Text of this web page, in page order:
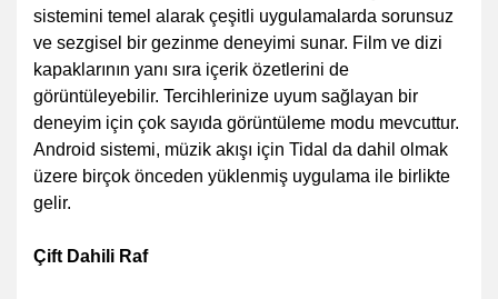
sistemini temel alarak çeşitli uygulamalarda sorunsuz
ve sezgisel bir gezinme deneyimi sunar. Film ve dizi
kapaklarının yanı sıra içerik özetlerini de
görüntüleyebilir. Tercihlerinize uyum sağlayan bir
deneyim için çok sayıda görüntüleme modu mevcuttur.
Android sistemi, müzik akışı için Tidal da dahil olmak
üzere birçok önceden yüklenmiş uygulama ile birlikte
gelir.
Çift Dahili Raf